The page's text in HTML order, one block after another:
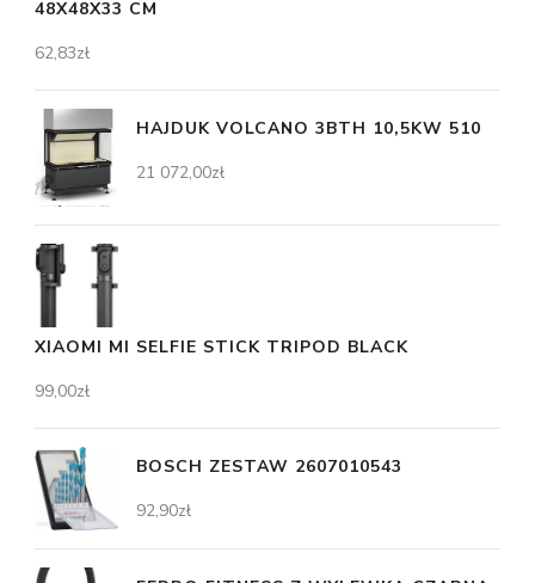
48X48X33 CM
62,83zł
HAJDUK VOLCANO 3BTH 10,5KW 510
21 072,00zł
XIAOMI MI SELFIE STICK TRIPOD BLACK
99,00zł
BOSCH ZESTAW 2607010543
92,90zł